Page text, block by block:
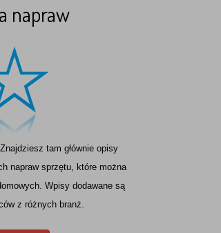
napraw
tam głównie opisy
napraw sprzętu, które można
Wpisy dodawane są
z różnych branż.